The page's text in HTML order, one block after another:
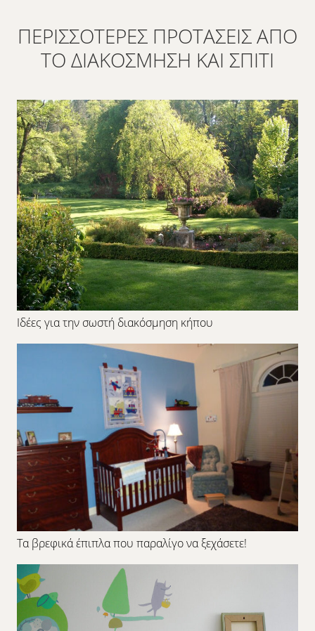
ΠΕΡΙΣΣΌΤΕΡΕΣ ΠΡΟΤΆΣΕΙΣ ΑΠΌ
ΤΟ ΔΙΑΚΌΣΜΗΣΗ ΚΑΙ ΣΠΊΤΙ
Ιδέες για την σωστή διακόσμηση κήπου
Τα βρεφικά έπιπλα που παραλίγο να ξεχάσετε!